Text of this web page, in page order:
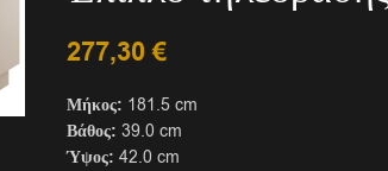
277,30€
Μήκος: 181.5 cm
Βάθος: 39.0 cm
Ύψος: 42.0 cm